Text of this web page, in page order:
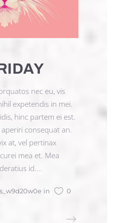
nec eu, vis
expetendis in mei.
hinc partem ei est.
aperiri consequat an.
at, vel pertinax
mea et. Mea
id....
in
0